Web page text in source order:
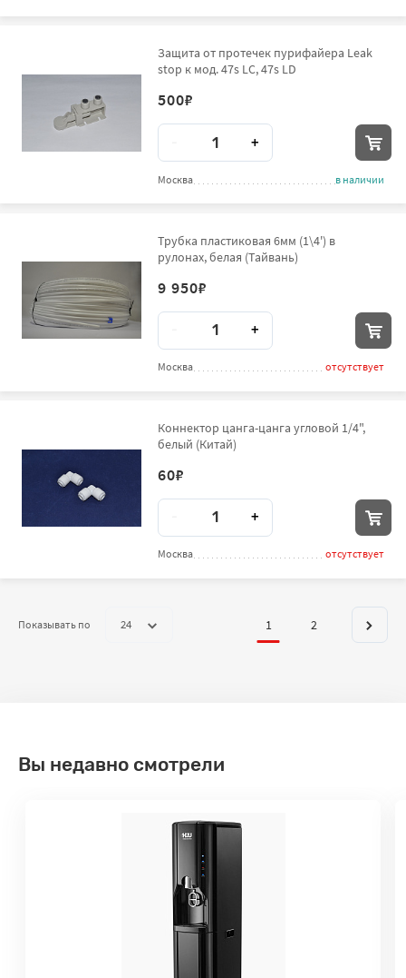
Защита от протечек пурифайера Leak
stop к мод. 47s LC, 47s LD
500₽
Количество
+
Москва в наличии
Трубка пластиковая 6мм (1\4') в
рулонах, белая (Тайвань)
9 950₽
Количество
+
Москва отсутствует
Коннектор цанга-цанга угловой 1/4",
белый (Китай)
60₽
Количество
+
Москва отсутствует
Показывать по 24
1
2
Вы недавно смотрели